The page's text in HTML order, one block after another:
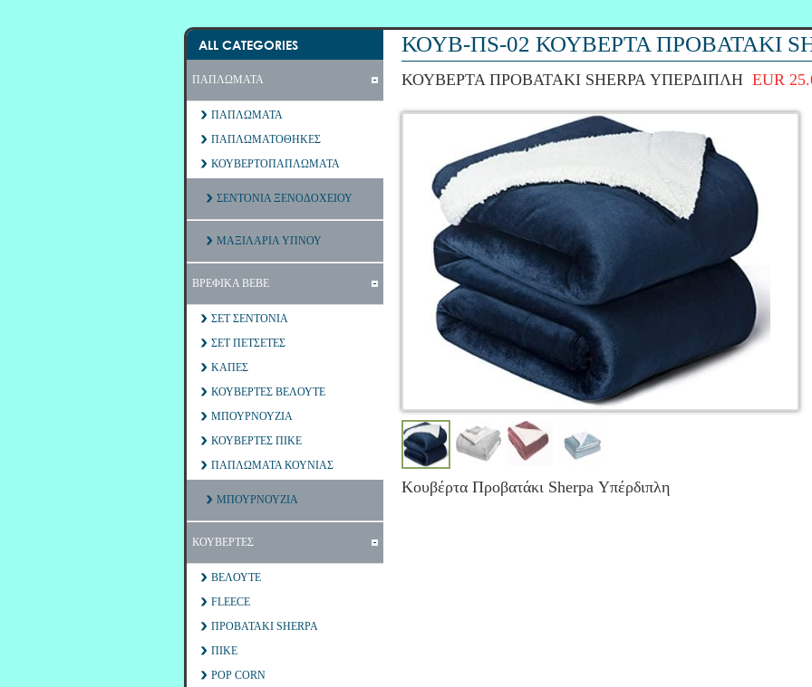
ALL CATEGORIES
ΠΑΠΛΩΜΑΤΑ
ΠΑΠΛΩΜΑΤΑ
ΠΑΠΛΩΜΑΤΟΘΗΚΕΣ
ΚΟΥΒΕΡΤΟΠΑΠΛΩΜΑΤΑ
ΣΕΝΤΟΝΙΑ ΞΕΝΟΔΟΧΕΙΟΥ
ΜΑΞΙΛΑΡΙΑ ΥΠΝΟΥ
ΒΡΕΦΙΚΑ ΒΕΒΕ
ΣΕΤ ΣΕΝΤΟΝΙΑ
ΣΕΤ ΠΕΤΣΕΤΕΣ
ΚΑΠΕΣ
ΚΟΥΒΕΡΤΕΣ ΒΕΛΟΥΤΕ
ΜΠΟΥΡΝΟΥΖΙΑ
ΚΟΥΒΕΡΤΕΣ ΠΙΚΕ
ΠΑΠΛΩΜΑΤΑ ΚΟΥΝΙΑΣ
ΜΠΟΥΡΝΟΥΖΙΑ
ΚΟΥΒΕΡΤΕΣ
ΒΕΛΟΥΤΕ
FLEECE
ΠΡΟΒΑΤΑΚΙ SHERPA
ΠΙΚΕ
POP CORN
ΚΟΥΒ-ΠS-02 ΚΟΥΒΕΡΤΑ ΠΡΟΒΑΤΑΚΙ
ΚΟΥΒΕΡΤΑ ΠΡΟΒΑΤΑΚΙ SHERPA ΥΠΕΡΔΙΠΛΗ EUR
Κουβέρτα Προβατάκι Sherpa Υπέρδιπλη